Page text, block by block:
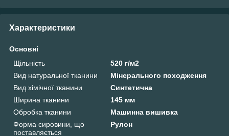
Характеристики
Основні
Щільність
520 г/м2
Вид натуральної тканини
Мінерального походження
Вид хімічної тканини
Синтетична
Ширина тканини
145 мм
Обробка тканини
Машинна вишивка
Форма сировини, що
поставляється
Рулон